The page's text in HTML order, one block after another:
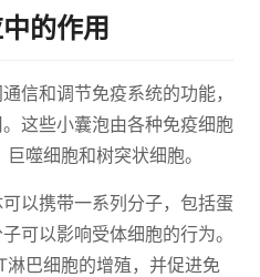
的作用
信和调节免疫系统的功能，
这些小囊泡由各种免疫细胞
噬细胞和树突状细胞。
以携带一系列分子，包括蛋
可以影响受体细胞的行为。
巴细胞的增殖，并促进免